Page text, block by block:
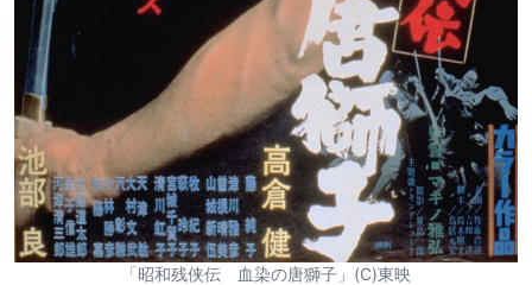
「昭和残侠伝 血染の唐獅子」(C)東映